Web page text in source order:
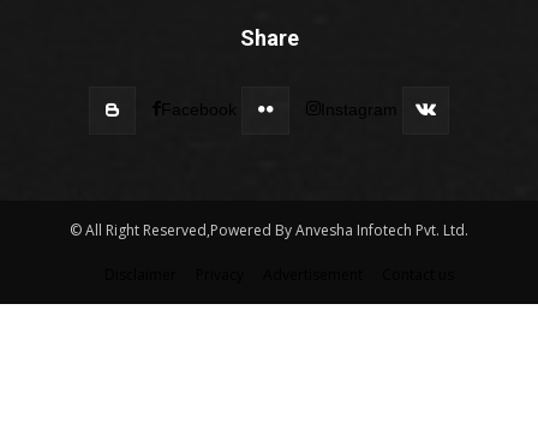
Share
Facebook Instagram
© All Right Reserved,Powered By Anvesha Infotech Pvt. Ltd.